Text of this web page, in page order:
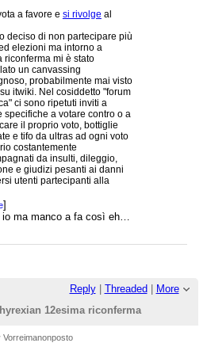
a favore e si rivolge al
deciso di non partecipare più
elezioni ma intorno a
riconferma mi è stato
un canvassing
probabilmente mai visto
itwiki. Nel cosiddetto "forum
ci sono ripetuti inviti a
specifiche a votare contro o a
il proprio voto, bottiglie
e tifo da ultras ad ogni voto
costantemente
da insulti, dileggio,
e giudizi pesanti ai danni
utenti partecipanti alla
e l'insulto gratuito viene
con una costanza tossica
di forumisti comodamente
(un privilegio negato a
non ho contatti con Civvì da anni,
]
io ma manco a fa così eh…
Reply| Threaded
More
12esima riconferma
Vorreimanonposto